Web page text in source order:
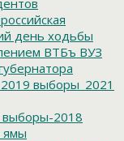
день ходьбы
ВТБъ ВУЗ
выборы_2021
выборы-2018
ямы